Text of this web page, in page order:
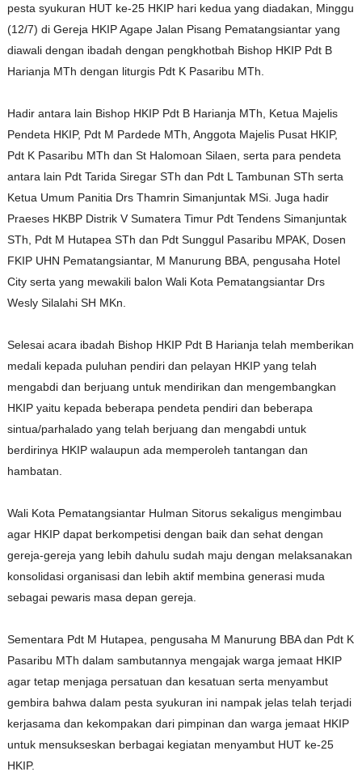
pesta syukuran HUT ke-25 HKIP hari kedua yang diadakan, Minggu
(12/7) di Gereja HKIP Agape Jalan Pisang Pematangsiantar yang
diawali dengan ibadah dengan pengkhotbah Bishop HKIP Pdt B
Harianja MTh dengan liturgis Pdt K Pasaribu MTh.
Hadir antara lain Bishop HKIP Pdt B Harianja MTh, Ketua Majelis
Pendeta HKIP, Pdt M Pardede MTh, Anggota Majelis Pusat HKIP,
Pdt K Pasaribu MTh dan St Halomoan Silaen, serta para pendeta
antara lain Pdt Tarida Siregar STh dan Pdt L Tambunan STh serta
Ketua Umum Panitia Drs Thamrin Simanjuntak MSi. Juga hadir
Praeses HKBP Distrik V Sumatera Timur Pdt Tendens Simanjuntak
STh, Pdt M Hutapea STh dan Pdt Sunggul Pasaribu MPAK, Dosen
FKIP UHN Pematangsiantar, M Manurung BBA, pengusaha Hotel
City serta yang mewakili balon Wali Kota Pematangsiantar Drs
Wesly Silalahi SH MKn.
Selesai acara ibadah Bishop HKIP Pdt B Harianja telah memberikan
medali kepada puluhan pendiri dan pelayan HKIP yang telah
mengabdi dan berjuang untuk mendirikan dan mengembangkan
HKIP yaitu kepada beberapa pendeta pendiri dan beberapa
sintua/parhalado yang telah berjuang dan mengabdi untuk
berdirinya HKIP walaupun ada memperoleh tantangan dan
hambatan.
Wali Kota Pematangsiantar Hulman Sitorus sekaligus mengimbau
agar HKIP dapat berkompetisi dengan baik dan sehat dengan
gereja-gereja yang lebih dahulu sudah maju dengan melaksanakan
konsolidasi organisasi dan lebih aktif membina generasi muda
sebagai pewaris masa depan gereja.
Sementara Pdt M Hutapea, pengusaha M Manurung BBA dan Pdt K
Pasaribu MTh dalam sambutannya mengajak warga jemaat HKIP
agar tetap menjaga persatuan dan kesatuan serta menyambut
gembira bahwa dalam pesta syukuran ini nampak jelas telah terjadi
kerjasama dan kekompakan dari pimpinan dan warga jemaat HKIP
untuk mensukseskan berbagai kegiatan menyambut HUT ke-25
HKIP.